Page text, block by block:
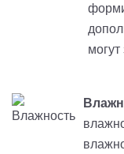
могут